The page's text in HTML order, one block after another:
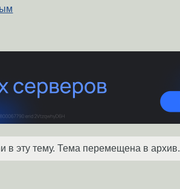
в эту тему. Тема перемещена в архив.